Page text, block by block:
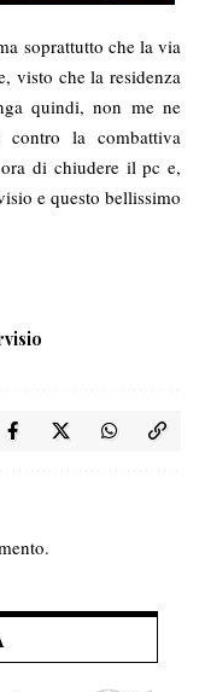
soprattutto che la via
visto che la residenza
quindi, non me ne
contro la combattiva
di chiudere il pc e,
e questo bellissimo